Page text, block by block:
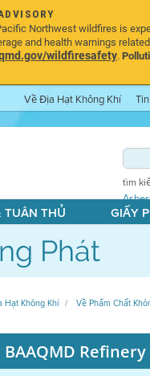
Northwest wildfires is
and health warnings
wildfiresafety.
Về Địa Hạt Không Khí
tìm
TUÂN THỦ GIẤY
Phát
Hạt Không Khí Về Phẩm Chất
BAAQMD